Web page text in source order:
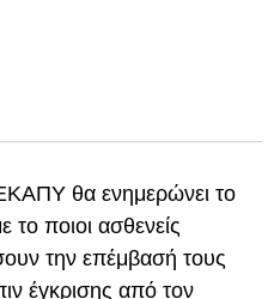
θα ενημερώνει το
το ποιοι ασθενείς
την επέμβασή τους
έγκρισης από τον